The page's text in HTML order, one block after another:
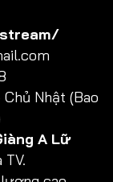
Nhật (Bao
A Lữ
TV.